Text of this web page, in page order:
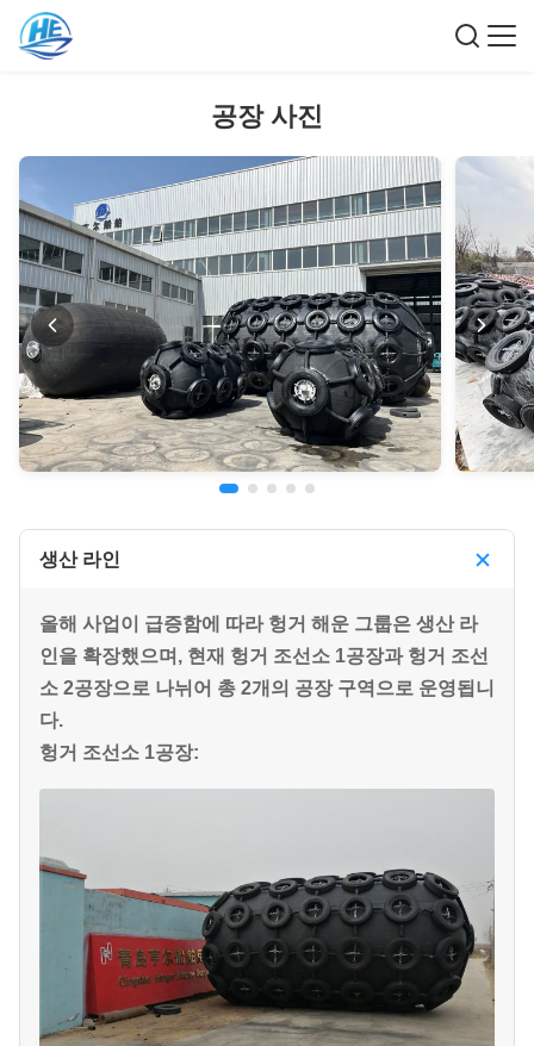
공장 사진
생산 라인
올해 사업이 급증함에 따라 헝거 해운 그룹은 생산 라
인을 확장했으며, 현재 헝거 조선소 1공장과 헝거 조선
소 2공장으로 나뉘어 총 2개의 공장 구역으로 운영됩니
다.
헝거 조선소 1공장: